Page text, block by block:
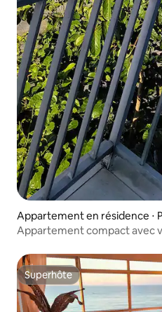
Appartement en résidence ⋅
á
Appartement compact avec
Superhôte
Superhôte